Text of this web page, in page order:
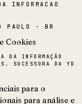
INFORMACAO
PAULO · BR
Cookies
DA INFORMAÇÃO
SUCESSORA DA YD
para o
para análise e